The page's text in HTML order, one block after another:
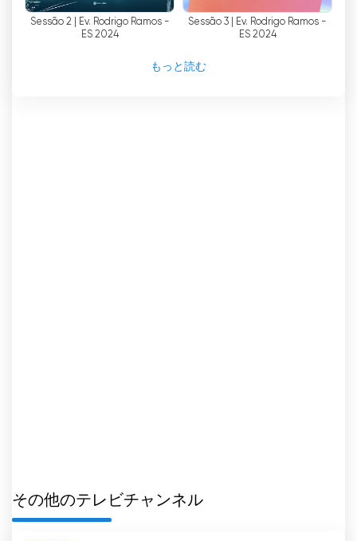
得て成功した。このことは、WAY TVが、キリスト
の愛のメッセージを世界中のより多くの人々に届け
を続けることをさらに後押しした。
Sessão 2 | Ev. Rodrigo Ramos -
ES 2024
Sessão 3 | Ev. Rodrigo Ramos -
ES 2024
もっと読む
その他のテレビチャンネル